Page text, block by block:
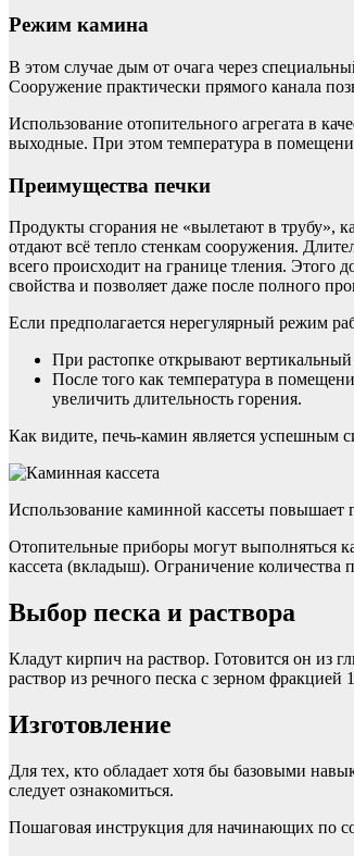
Режим камина
В этом случае дым от очага через
Сооружение практически прямого канала
Использование отопительного агрегата в
выходные. При этом температура в
Преимущества печки
Продукты сгорания не «вылетают в трубу»,
отдают всё тепло стенкам сооружения.
всего происходит на границе тления. Этого
свойства и позволяет даже после полного
Если предполагается нерегулярный режим
При растопке открывают
После того как температура в
увеличить длительность горения.
Как видите, печь-камин является успешным
Использование каминной кассеты повышает
Отопительные приборы могут выполняться
кассета (вкладыш). Ограничение количества
Выбор песка и раствора
Кладут кирпич на раствор. Готовится он из
раствор из речного песка с зерном
Изготовление
Для тех, кто обладает хотя бы базовыми
следует ознакомиться.
Пошаговая инструкция для начинающих по